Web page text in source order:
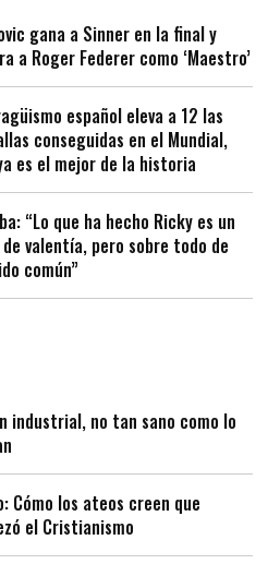
gana a Sinner en la final y
a Roger Federer como ‘Maestro’
español eleva a 12 las
conseguidas en el Mundial,
es el mejor de la historia
“Lo que ha hecho Ricky es un
valentía, pero sobre todo de
común”
industrial, no tan sano como lo
Cómo los ateos creen que
el Cristianismo